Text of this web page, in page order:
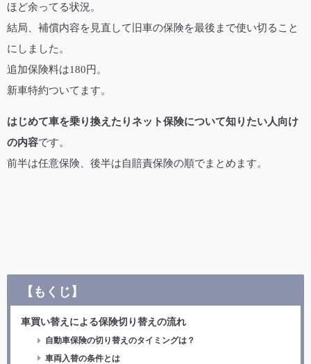
ほど余ってる状況。
結局、補償内容を見直して旧車の保険を最後まで使い切ること
にしました。
追加保険料は180円。
新車特約ついてます。
はじめて車を乗り換えたりネット保険について知りたい人向け
の内容です。
前半は任意保険、後半は自賠責保険の順でまとめます。
【もくじ】
車買い替えによる保険切り替えの流れ
自動車保険の切り替えのタイミングは？
車両入替の条件とは